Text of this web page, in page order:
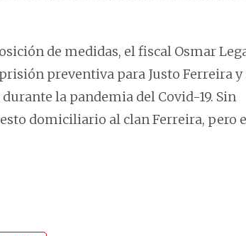
de medidas, el fiscal Osmar
preventiva para Justo Ferreira
la pandemia del Covid-19. Sin
domiciliario al clan Ferreira, pero